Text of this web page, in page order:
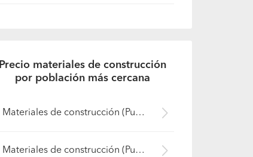
Precio materiales de construcción
por población más cercana
Materiales de construcción (Puerto Varas)
Materiales de construcción (Puerto Montt)